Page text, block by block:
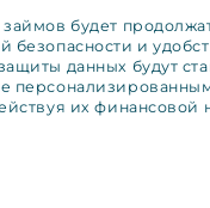
будет
и
данных будут
их финансовой